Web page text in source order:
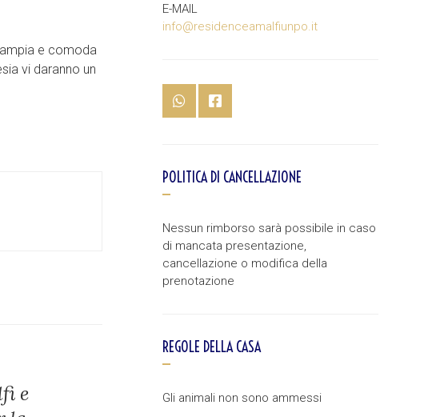
e comoda
vi daranno un
e
E-MAIL
info@residenceamalfiunpo.it
POLITICA DI CANCELLAZIONE
Nessun rimborso sarà possibile in caso
di mancata presentazione,
cancellazione o modifica della
prenotazione
REGOLE DELLA CASA
Gli animali non sono ammessi